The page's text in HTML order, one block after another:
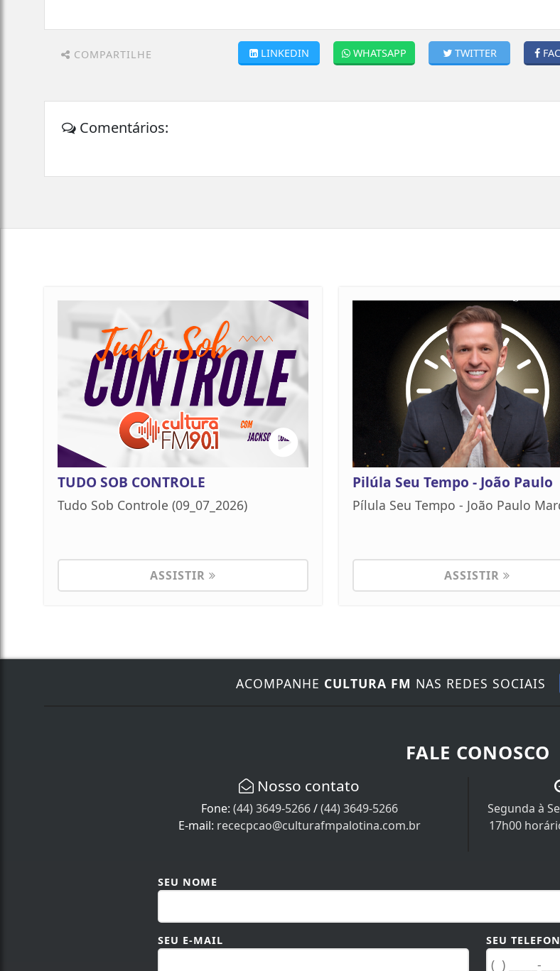
COMPARTILHE TWITTER
WHATSAPP
LINKEDIN
Comentários:
TUDO SOB CONTROLE
Tudo Sob Controle (09_07_2026)
ASSISTIR
Pilúla Seu Tempo - João Paulo
Pílula Seu Tempo - João Paulo
ASSISTIR
ACOMPANHE CULTURA FM NAS REDES SOCIAIS
FALE CONOSCO
Nosso contato
Fone: (44) 3649-5266/(44) 3649-5266
E-mail: rececpcao@culturafmpalotina.com.br
Segunda à
17h00
SEU NOME
SEU E-MAIL SEU